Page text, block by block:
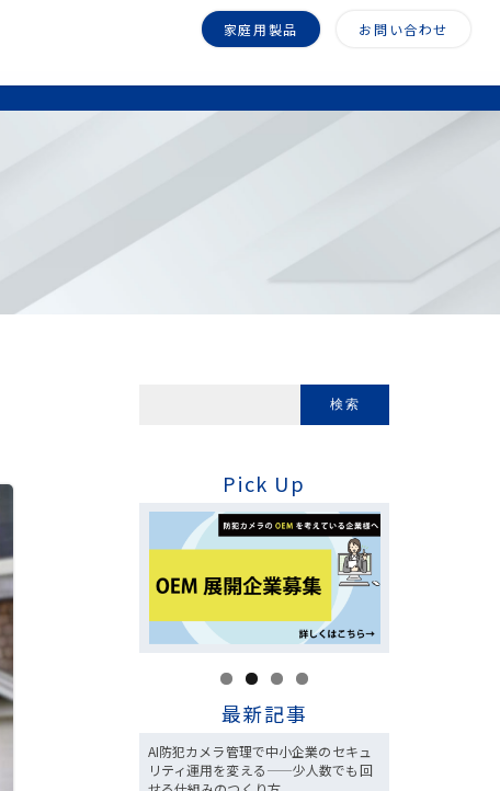
家庭用製品 お問い合わせ
Pick Up
最新記事
AI防犯カメラ管理で中小企業のセキュ
リティ運用を変える——少人数でも回